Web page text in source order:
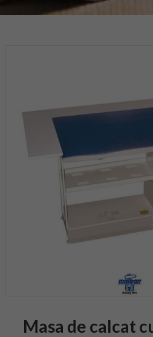
Masa de calcat